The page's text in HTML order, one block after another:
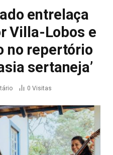
entrelaça
Villa-Lobos e
no repertório
sertaneja’
0 Visitas